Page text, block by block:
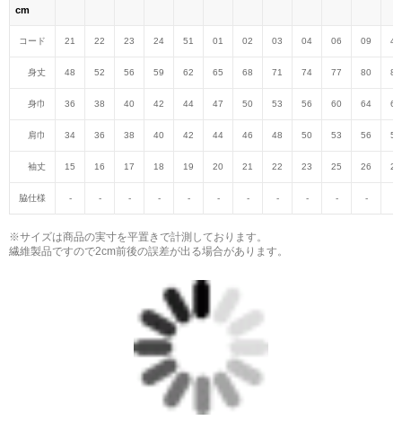
cm
コード 21 22 23 24 51 01 02 03 04 06 09 47
身丈 48 52 56 59 62 65 68 71 74 77 80 82
身巾 36 38 40 42 44 47 50 53 56 60 64 68
肩巾 34 36 38 40 42 44 46 48 50 53 56 59
袖丈 15 16 17 18 19 20 21 22 23 25 26 27
脇仕様 - - - - - - - - - - -
※サイズは商品の実寸を平置きで計測しております。
繊維製品ですので2cm前後の誤差が出る場合があります。